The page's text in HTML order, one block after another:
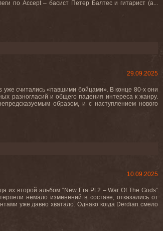
по Accept – басист Петер Балтес и гитарист (а...
29.09.2025
считались «павшими бойцами». В конце 80-х они
разногласий и общего падения интереса к жанру.
образом, и с наступлением нового
10.09.2025
их второй альбом “New Era Pt.2 – War Of The Gods”
немало изменений в составе, отказались от
уже давно хватало. Однако когда Derdian смело